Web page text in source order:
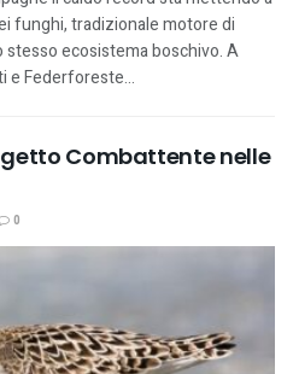
funghi, tradizionale motore di
ecosistema boschivo. A
e Federforeste...
Combattente nelle
0